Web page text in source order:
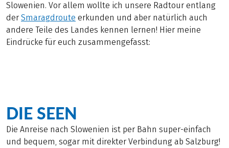
Slowenien. Vor allem wollte ich unsere Radtour entlang
der Smaragdroute erkunden und aber natürlich auch
andere Teile des Landes kennen lernen! Hier meine
Eindrücke für euch zusammengefasst:
DIE SEEN
Die Anreise nach Slowenien ist per Bahn super-einfach
und bequem, sogar mit direkter Verbindung ab Salzburg!